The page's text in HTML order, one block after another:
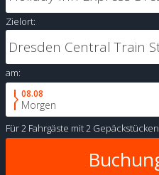
Zielort:
am:
08.08
Morgen
Für2 Fahrgäste mit2 Gepäckstücken